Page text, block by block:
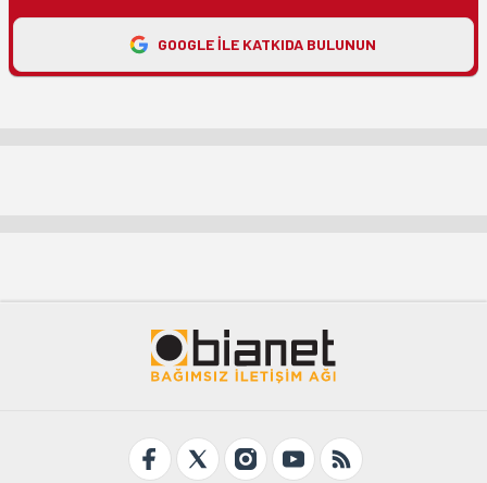
GOOGLE ILE KATKIDA BULUNUN